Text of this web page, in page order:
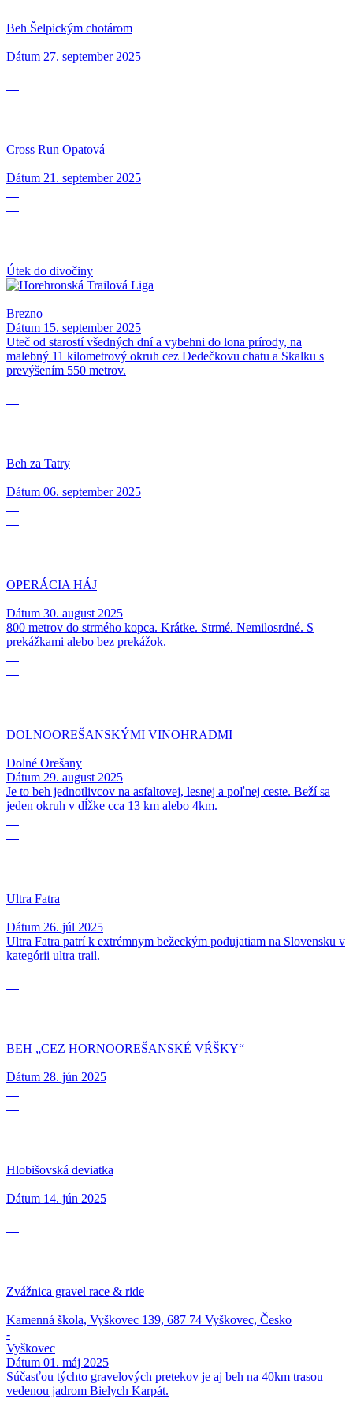
Beh Šelpickým chotárom
Dátum 27. september 2025
Cross Run Opatová
Dátum 21. september 2025
Útek do divočiny
Brezno
Dátum 15. september 2025
Uteč od starostí všedných dní a vybehni do lona prírody, na
malebný 11 kilometrový okruh cez Dedečkovu chatu a Skalku s
prevýšením 550 metrov.
Beh za Tatry
Dátum 06. september 2025
OPERÁCIA HÁJ
Dátum 30. august 2025
800 metrov do strmého kopca. Krátke. Strmé. Nemilosrdné. S
prekážkami alebo bez prekážok.
DOLNOOREŠANSKÝMI VINOHRADMI
Dolné Orešany
Dátum 29. august 2025
Je to beh jednotlivcov na asfaltovej, lesnej a poľnej ceste. Beží sa
jeden okruh v dĺžke cca 13 km alebo 4km.
Ultra Fatra
Dátum 26. júl 2025
Ultra Fatra patrí k extrémnym bežeckým podujatiam na Slovensku v
kategórii ultra trail.
BEH „CEZ HORNOOREŠANSKÉ VŔŠKY“
Dátum 28. jún 2025
Hlobišovská deviatka
Dátum 14. jún 2025
Zvážnica gravel race & ride
Kamenná škola, Vyškovec 139, 687 74 Vyškovec, Česko
-
Vyškovec
Dátum 01. máj 2025
Súčasťou týchto gravelových pretekov je aj beh na 40km trasou
vedenou jadrom Bielych Karpát.